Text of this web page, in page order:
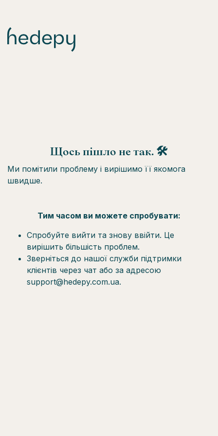
Щось пішло не так. 🛠
Ми помітили проблему і вирішимо її якомога
швидше.
Тим часом ви можете спробувати:
Спробуйте вийти та знову ввійти. Це
вирішить більшість проблем.
Зверніться до нашої служби підтримки
клієнтів через чат або за адресою
support@hedepy.com.ua.